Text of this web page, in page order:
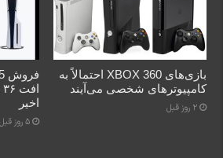
بازی‌های XBOX 360 احتمالاً به
کامپیوترهای شخصی می‌آیند
2 روز قبل
اخیر
5 روز قبل